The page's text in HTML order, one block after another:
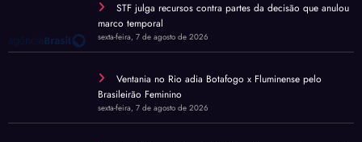
STF julga recursos contra partes da decisão que anulou
marco temporal
sexta-feira, 7 de agosto de 2026
Ventania no Rio adia Botafogo x Fluminense pelo
Brasileirão Feminino
sexta-feira, 7 de agosto de 2026